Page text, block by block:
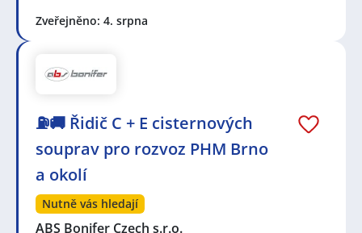
Zveřejněno: 4. srpna
⛽🚚 Řidič C + E cisternových
souprav pro rozvoz PHM Brno
a okolí
Nutně vás hledají
ABS Bonifer Czech s.r.o.